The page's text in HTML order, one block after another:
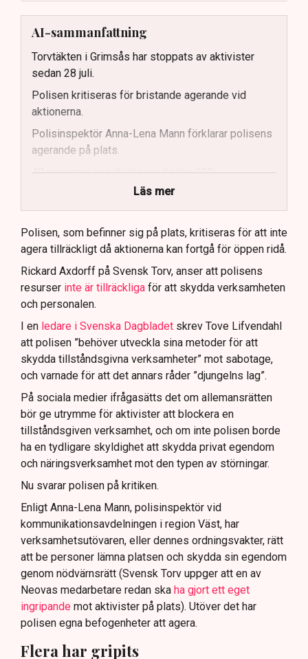
AI-sammanfattning
Torvtäkten i Grimsås har stoppats av aktivister
sedan 28 juli.
Polisen kritiseras för bristande agerande vid
aktionerna.
Polisinspektör Anna-Lena Mann förklarar polisens
agerande på plats.
40 personer misstänks med cirka 120
brottsmisstankar kopplade.
Polisen använder drönare och uniformerad polis
för att dokumentera bevis.
Samtidigt är polisarbetet komplext när det gäller
att navigera juridiska rättigheter och gränser.
Läs mer
Polisen, som befinner sig på plats, kritiseras för att inte
agera tillräckligt då aktionerna kan fortgå för öppen ridå.
Rickard Axdorff på Svensk Torv, anser att polisens
resurser inte är tillräckliga för att skydda verksamheten
och personalen.
I en ledare i Svenska Dagbladet skrev Tove Lifvendahl
att polisen ”behöver utveckla sina metoder för att
skydda tillståndsgivna verksamheter” mot sabotage,
och varnade för att det annars råder ”djungelns lag”.
På sociala medier ifrågasätts det om allemansrätten
bör ge utrymme för aktivister att blockera en
tillståndsgiven verksamhet, och om inte polisen borde
ha en tydligare skyldighet att skydda privat egendom
och näringsverksamhet mot den typen av störningar.
Nu svarar polisen på kritiken.
Enligt Anna-Lena Mann, polisinspektör vid
kommunikationsavdelningen i region Väst, har
verksamhetsutövaren, eller dennes ordningsvakter, rätt
att be personer lämna platsen och skydda sin egendom
genom nödvärnsrätt (Svensk Torv uppger att en av
Neovas medarbetare redan ska ha gjort ett eget
ingripande mot aktivister på plats). Utöver det har
polisen egna befogenheter att agera.
Flera har gripits